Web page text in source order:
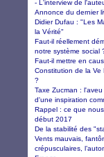
- L'interview de
Annonce du dernier
Didier Dufau : "Les
la Vérité"
Faut-il réellement
notre système social
Faut-il mettre en
Constitution de la Ve
?
Taxe Zucman : l'aveu
d'une inspiration
Rappel : ce que
début 2017
De la stabilité des
Vents mauvais,
crépusculaires,